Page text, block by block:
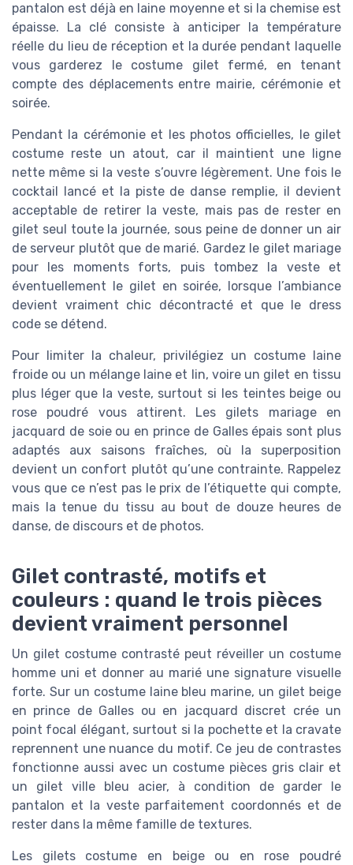
pantalon est déjà en laine moyenne et si la chemise est
épaisse. La clé consiste à anticiper la température
réelle du lieu de réception et la durée pendant laquelle
vous garderez le costume gilet fermé, en tenant
compte des déplacements entre mairie, cérémonie et
soirée.
Pendant la cérémonie et les photos officielles, le gilet
costume reste un atout, car il maintient une ligne
nette même si la veste s’ouvre légèrement. Une fois le
cocktail lancé et la piste de danse remplie, il devient
acceptable de retirer la veste, mais pas de rester en
gilet seul toute la journée, sous peine de donner un air
de serveur plutôt que de marié. Gardez le gilet mariage
pour les moments forts, puis tombez la veste et
éventuellement le gilet en soirée, lorsque l’ambiance
devient vraiment chic décontracté et que le dress
code se détend.
Pour limiter la chaleur, privilégiez un costume laine
froide ou un mélange laine et lin, voire un gilet en tissu
plus léger que la veste, surtout si les teintes beige ou
rose poudré vous attirent. Les gilets mariage en
jacquard de soie ou en prince de Galles épais sont plus
adaptés aux saisons fraîches, où la superposition
devient un confort plutôt qu’une contrainte. Rappelez
vous que ce n’est pas le prix de l’étiquette qui compte,
mais la tenue du tissu au bout de douze heures de
danse, de discours et de photos.
Gilet contrasté, motifs et
couleurs : quand le trois pièces
devient vraiment personnel
Un gilet costume contrasté peut réveiller un costume
homme uni et donner au marié une signature visuelle
forte. Sur un costume laine bleu marine, un gilet beige
en prince de Galles ou en jacquard discret crée un
point focal élégant, surtout si la pochette et la cravate
reprennent une nuance du motif. Ce jeu de contrastes
fonctionne aussi avec un costume pièces gris clair et
un gilet ville bleu acier, à condition de garder le
pantalon et la veste parfaitement coordonnés et de
rester dans la même famille de textures.
Les gilets costume en beige ou en rose poudré